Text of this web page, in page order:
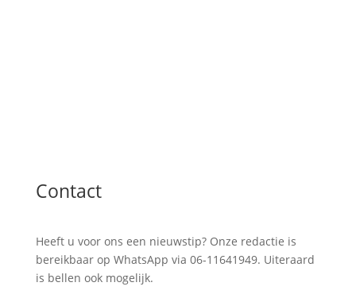
Contact
Heeft u voor ons een nieuwstip? Onze redactie is
bereikbaar op WhatsApp via 06-11641949. Uiteraard
is bellen ook mogelijk.